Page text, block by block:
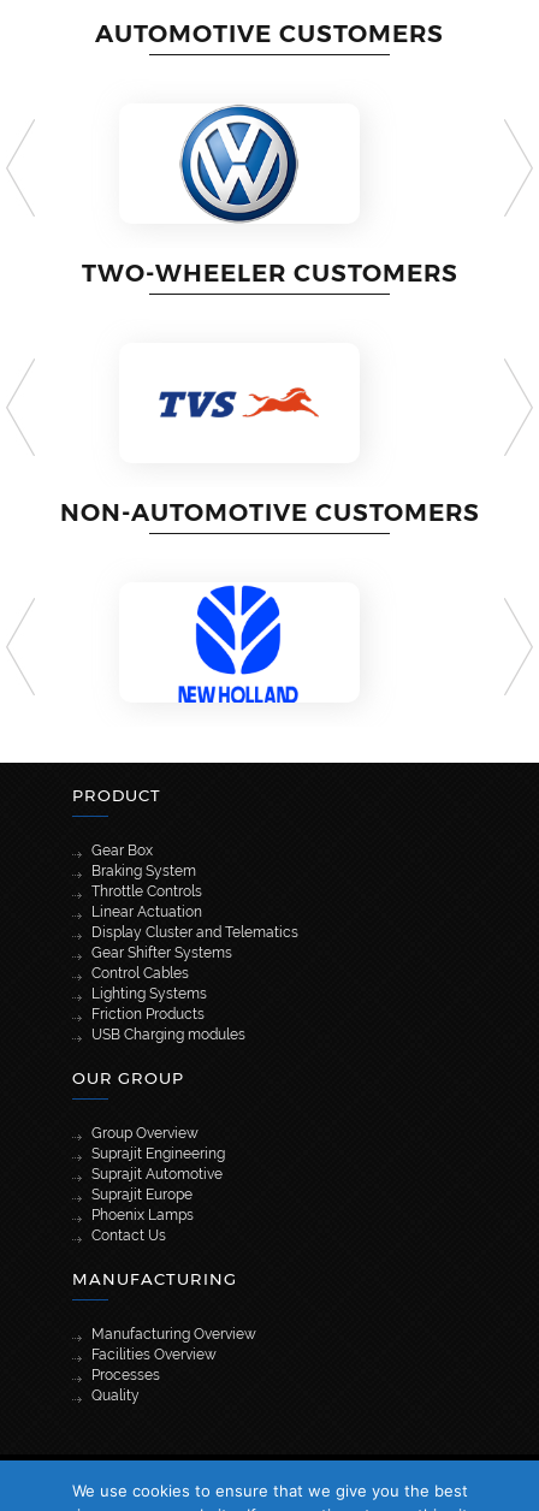
AUTOMOTIVE CUSTOMERS
TWO-WHEELER CUSTOMERS
NON-AUTOMOTIVE CUSTOMERS
PRODUCT
Gear Box
Braking System
Throttle Controls
Linear Actuation
Display Cluster and Telematics
Gear Shifter Systems
Control Cables
Lighting Systems
Friction Products
USB Charging modules
OUR GROUP
Group Overview
Suprajit Engineering
Suprajit Automotive
Suprajit Europe
Phoenix Lamps
Contact Us
MANUFACTURING
Manufacturing Overview
Facilities Overview
Processes
Quality
© 2026 Suprajit. All Rights Reserved
We use cookies to ensure that we give you the best